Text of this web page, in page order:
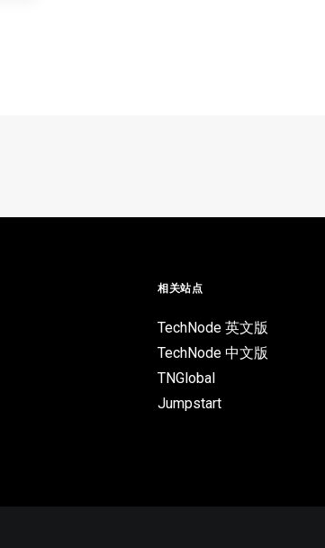
相关站点
TechNode 英文版
TechNode 中文版
TNGlobal
Jumpstart